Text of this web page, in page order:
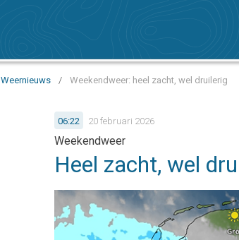
Weernieuws / Weekendweer: heel zacht, wel druilerig
06:22 20 februari 2026
Weekendweer
Heel zacht, wel